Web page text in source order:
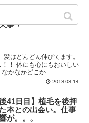
善！まずは毎日食べ
事！
はどんどん伸びてます。
！ 体にも心にもおいしい
かなかどこか...
2018.08.18
41日目】植毛を後押
本との出会い。仕事
が。。。